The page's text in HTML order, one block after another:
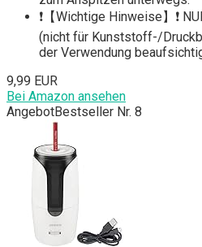
❗【Wichtige Hinweise】❗
(nicht für Kunststoff-/
der Verwendung
9,99 EUR
Bei Amazon ansehen
AngebotBestseller Nr. 8